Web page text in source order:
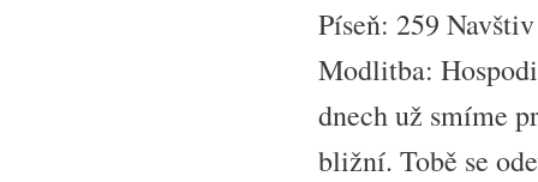
Píseň: 259
Modlitba:
dnech už smíme
bližní. Tobě se